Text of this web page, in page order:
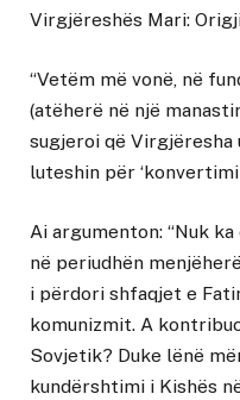
Virgjëreshës Mari:
“Vetëm më vonë, në
(atëherë në një
sugjeroi që
luteshin për
Ai argumenton: “Nuk
në periudhën
i përdori shfaqjet e
komunizmit. A
Sovjetik? Duke lënë
kundërshtimi i Kishës